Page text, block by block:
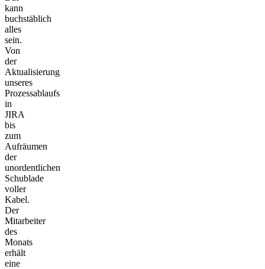
kann
buchstäblich
alles
sein.
Von
der
Aktualisierung
unseres
Prozessablaufs
in
JIRA
bis
zum
Aufräumen
der
unordentlichen
Schublade
voller
Kabel.
Der
Mitarbeiter
des
Monats
erhält
eine